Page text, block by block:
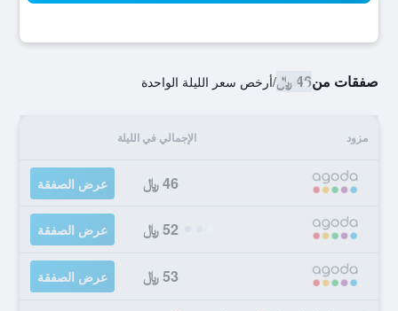
صفقات من46 ﷼ /أرخص سعر الليلة الواحدة
مزود الإجمالي في الليلة
46 ﷼ عرض الصفقة
52 ﷼ عرض الصفقة
53 ﷼ عرض الصفقة